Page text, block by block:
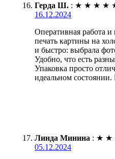
Герда Ш. : ★ ★ ★ ★
16.12.2024
Оперативная работа и
печать картины на
и быстро: выбрала
Удобно, что есть
Упаковка просто
идеальном
Линда Минина : ★ ★
05.12.2024